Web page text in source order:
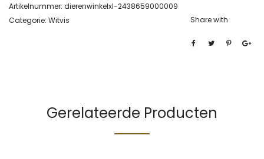
Artikelnummer: dierenwinkelxl-2438659000009
Categorie: Witvis Share with
Gerelateerde Producten